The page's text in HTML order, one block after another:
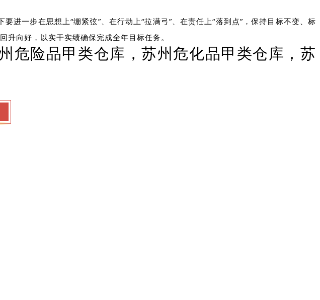
一步在思想上“绷紧弦”、在行动上“拉满弓”、在责任上“落到点”，保持目标不变、标
向好，以实干实绩确保完成全年目标任务。
危险品甲类仓库，苏州危化品甲类仓库，苏